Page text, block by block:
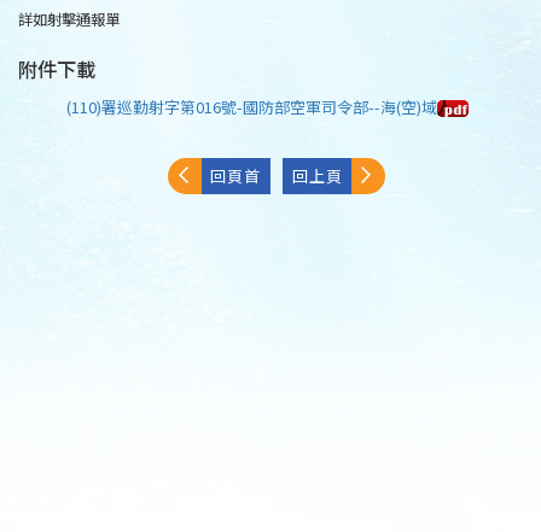
詳如射擊通報單
附件下載
(110)署巡勤射字第016號-國防部空軍司令部--海(空)域
回頁首 回上頁